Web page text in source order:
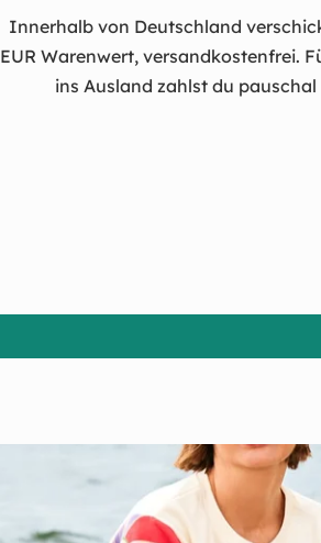
Innerhalb von Deutschland
EUR Warenwert, versandkostenfrei.
ins Ausland zahlst du pauschal